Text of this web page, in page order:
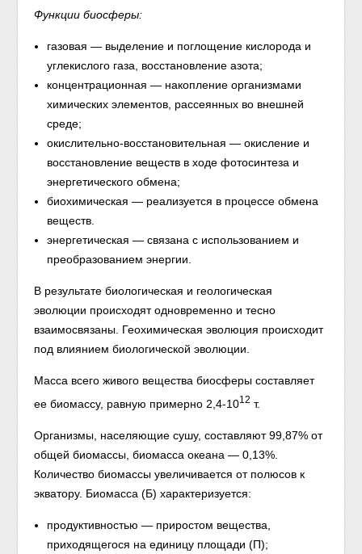
Функции биосферы:
газовая — выделение и поглощение кислорода и
углекислого газа, восстановление азота;
концентрационная — накопление организмами
химических элементов, рассеянных во внешней
среде;
окислительно-восстановительная — окисление и
восстановление веществ в ходе фотосинтеза и
энергетического обмена;
биохимическая — реализуется в процессе обмена
веществ.
энергетическая — связана с использованием и
преобразованием энергии.
В результате биологическая и геологическая
эволюции происходят одновременно и тесно
взаимосвязаны. Геохимическая эволюция происходит
под влиянием биологической эволюции.
Масса всего живого вещества биосферы составляет
ее биомассу, равную примерно 2,4-1012 т.
Организмы, населяющие сушу, составляют 99,87% от
общей биомассы, биомасса океана — 0,13%.
Количество биомассы увеличивается от полюсов к
экватору. Биомасса (Б) характеризуется:
продуктивностью — приростом вещества,
приходящегося на единицу площади (П);